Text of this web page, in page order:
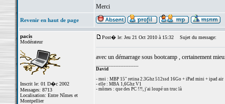
Merci
Revenir en haut de page
pacis
Modérateur
Inscrit le: 01 D�c 2002
Messages: 8713
Localisation: Entre Nîmes et
Montpellier
Post� le: Jeu 21 Oct 2010 à 15:32 Sujet du message:
avec un démarrage sous bootcamp , certainement
David
- moi : MBP 15" retina 2.3Ghz 512ssd 16Go + iPad mini + ipad air
- elle : MBA 1,6Ghz V1
- mômes : que des PC !?!, j'ai loupé un truc là